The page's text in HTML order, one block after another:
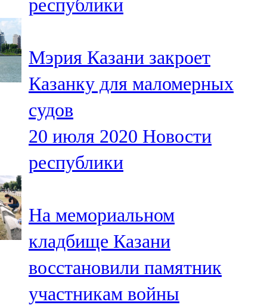
республики
Мэрия Казани закроет
Казанку для маломерных
судов
20 июля 2020 Новости
республики
На мемориальном
кладбище Казани
восстановили памятник
участникам войны